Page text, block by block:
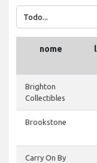
nome
Brighton
Collectibles
Brookstone
Carry On By